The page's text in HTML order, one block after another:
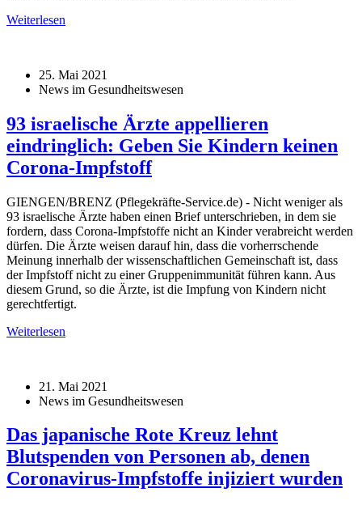
Weiterlesen
25. Mai 2021
News im Gesundheitswesen
93 israelische Ärzte appellieren
eindringlich: Geben Sie Kindern keinen
Corona-Impfstoff
GIENGEN/BRENZ (Pflegekräfte-Service.de) - Nicht weniger als
93 israelische Ärzte haben einen Brief unterschrieben, in dem sie
fordern, dass Corona-Impfstoffe nicht an Kinder verabreicht werden
dürfen. Die Ärzte weisen darauf hin, dass die vorherrschende
Meinung innerhalb der wissenschaftlichen Gemeinschaft ist, dass
der Impfstoff nicht zu einer Gruppenimmunität führen kann. Aus
diesem Grund, so die Ärzte, ist die Impfung von Kindern nicht
gerechtfertigt.
Weiterlesen
21. Mai 2021
News im Gesundheitswesen
Das japanische Rote Kreuz lehnt
Blutspenden von Personen ab, denen
Coronavirus-Impfstoffe injiziert wurden